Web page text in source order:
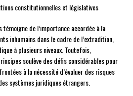
constitutionnelles et législatives
de l’importance accordée à la
inhumains dans le cadre de l’extradition,
à plusieurs niveaux. Toutefois,
soulève des défis considérables pour
à la nécessité d’évaluer des risques
systèmes juridiques étrangers.